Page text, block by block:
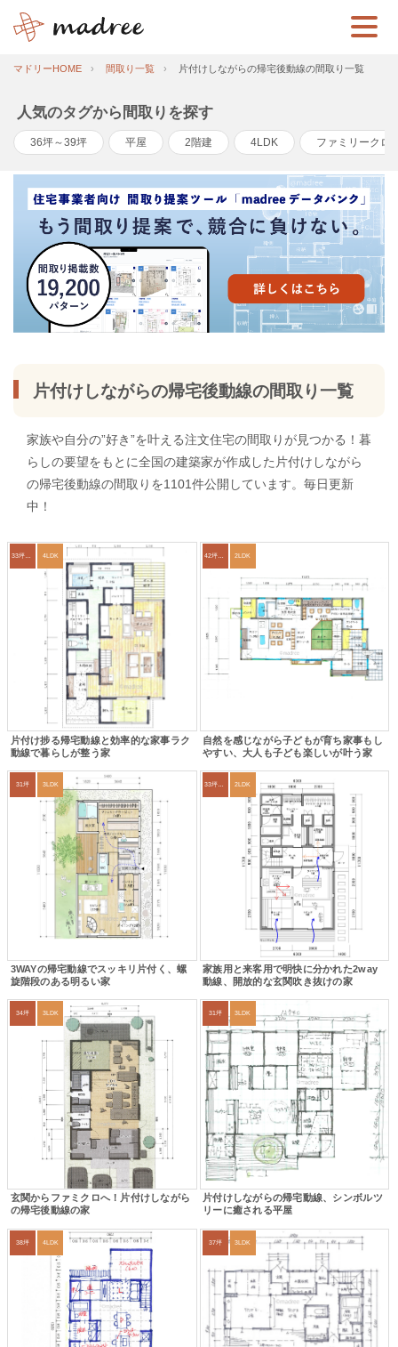
マドリーHOME 間取り一覧 片付けしながらの帰宅後動線の間取り一覧
人気のタグから間取りを探す
36坪～39坪 平屋 2階建 4LDK ファミリークロ
片付けしながらの帰宅後動線の間取り一覧
家族や自分の”好き”を叶える注文住宅の間取りが見つかる！暮
らしの要望をもとに全国の建築家が作成した片付けしながら
の帰宅後動線の間取りを1101件公開しています。毎日更新
中！
4LDK
片付け捗る帰宅動線と効率的な家事ラク
動線で暮らしが整う家
42坪～45坪 2LDK
自然を感じながら子どもが育ち家事もし
やすい、大人も子ども楽しいが叶う家
31坪 3LDK
3WAYの帰宅動線でスッキリ片付く、螺
旋階段のある明るい家
33坪～36坪 2LDK
家族用と来客用で明快に分かれた2way
動線、開放的な玄関吹き抜けの家
34坪 3LDK
玄関からファミクロへ！片付けしながら
の帰宅後動線の家
31坪 3LDK
片付けしながらの帰宅動線、シンボルツ
リーに癒される平屋
38坪 4LDK 37坪 3LDK